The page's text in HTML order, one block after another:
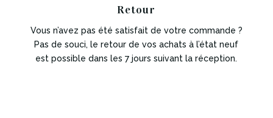
Retour
Vous n’avez pas été satisfait de votre commande ?
Pas de souci, le retour de vos achats à l’état neuf
est possible dans les 7 jours suivant la réception.